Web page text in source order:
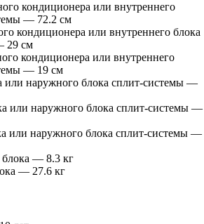
кондиционера или внутреннего
— 72.2 см
кондиционера или внутреннего блока
29 см
кондиционера или внутреннего
— 19 см
или наружного блока сплит-системы —
или наружного блока сплит-системы —
или наружного блока сплит-системы —
блока — 8.3 кг
— 27.6 кг